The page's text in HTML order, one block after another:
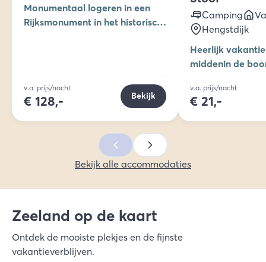
Monumentaal logeren in een
Rijksmonument in het historisch
v.a. prijs/nacht
€ 128,- Bekijk
Camping
Hengstdijk
Heerlijk
middenin de
v.a. prijs/nacht
€ 21,-
Bekijk alle accommodaties
Zeeland op de kaart
Ontdek de mooiste plekjes en de fijnste
vakantieverblijven.